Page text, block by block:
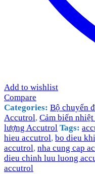
Add to wishlist
Compare
Categories: Bộ chuyển
Accutrol, Cảm biến
lượng Accutrol Tags:
hieu accutrol, bo dieu
accutrol, nha cung cap
dieu chinh luu luong
accutrol